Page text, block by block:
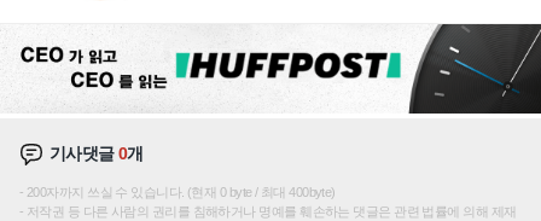
기사댓글0개
200자까지 쓰실 수 있습니다. (현재 0 byte / 최대 400byte)
저작권 등 다른 사람의 권리를 침해하거나 명예를 훼손하는 댓글은 관련 법률에 의해 제재